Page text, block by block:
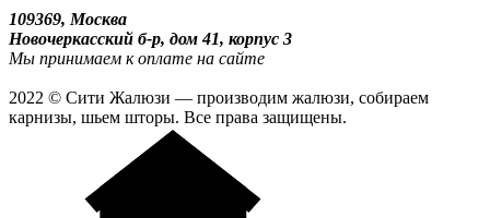
109369, Москва
Новочеркасский б-р, дом 41, корпус 3
Мы принимаем к оплате на сайте
2022 © Сити Жалюзи — производим жалюзи, собираем
карнизы, шьем шторы. Все права защищены.